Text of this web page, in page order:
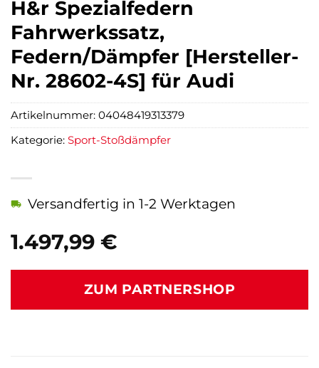
H&r Spezialfedern
Fahrwerkssatz,
Federn/Dämpfer [Hersteller-
Nr. 28602-4S] für Audi
1.497,99 €
Versandfertig in 1-2 Werktagen
ZUM PARTNERSHOP
Artikelnummer: 04048419313379
Kategorie: Sport-Stoßdämpfer